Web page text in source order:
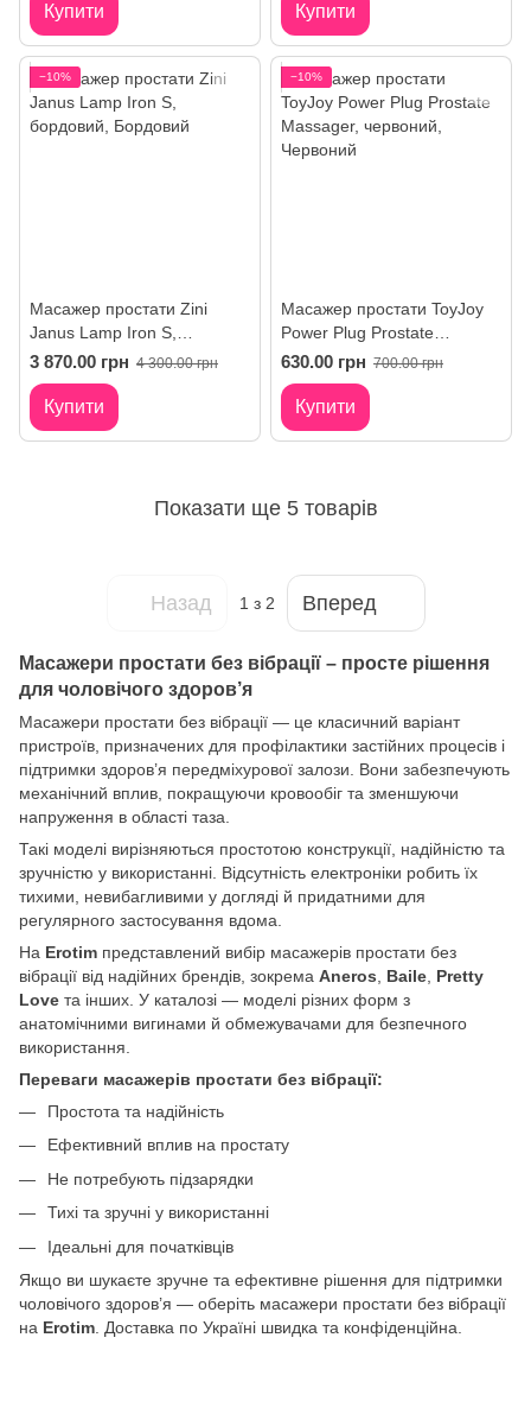
Купити Купити
−10%
Масажер простати Zini
Janus Lamp Iron S,
бордовий
3 870.00 грн 4 300.00 грн
Купити
−10%
Масажер простати ToyJoy
Power Plug Prostate
Massager, червоний
630.00 грн 700.00 грн
Купити
Показати ще 5 товарів
Назад 1 з 2 Вперед
Масажери простати без вібрації – просте рішення
для чоловічого здоров’я
Масажери простати без вібрації — це класичний варіант
пристроїв, призначених для профілактики застійних процесів і
підтримки здоров’я передміхурової залози. Вони забезпечують
механічний вплив, покращуючи кровообіг та зменшуючи
напруження в області таза.
Такі моделі вирізняються простотою конструкції, надійністю та
зручністю у використанні. Відсутність електроніки робить їх
тихими, невибагливими у догляді й придатними для
регулярного застосування вдома.
На Erotim представлений вибір масажерів простати без
вібрації від надійних брендів, зокрема Aneros Baile Pretty
Love та інших. У каталозі — моделі різних форм з
анатомічними вигинами й обмежувачами для безпечного
використання.
Переваги масажерів простати без вібрації:
Простота та надійність
Ефективний вплив на простату
Не потребують підзарядки
Тихі та зручні у використанні
Ідеальні для початківців
Якщо ви шукаєте зручне та ефективне рішення для підтримки
чоловічого здоров’я — оберіть масажери простати без вібрації
на Erotim . Доставка по Україні швидка та конфіденційна.